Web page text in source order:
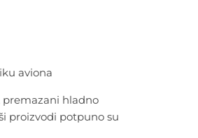
aviona
premazani hladno
proizvodi potpuno su